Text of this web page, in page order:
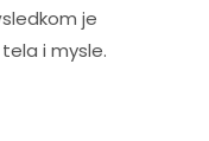
je
i mysle.